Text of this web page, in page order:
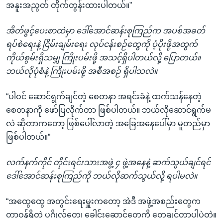
အနူးအညွတ် တိုက်တွန်းထားပါတယ်။”
အိတ်ဖွင့်ပေးစာထဲမှာ ဒေါ်အောင်ဆန်းစုကြည်က အပစ်အခတ်
ရပ်စဲရေးနဲ့ ငြိမ်းချမ်းရေး လုပ်ငန်းစဉ်တွေကို ပံ့ပိုးဖို့အတွက်
ကိုယ်စွမ်းရှိသမျှ ကြိုးပမ်းဖို့ အသင့်ရှိပါတယ်လို့ ပြောတယ်။
ဘယ်လိုပုံစံနဲ့ ကြိုးပမ်းဖို့ အစီအစဉ် ရှိပါသလဲ။
“ပါဝင် ဆောင်ရွက်ချင်တဲ့ စေတနာ အရင်းခံနဲ့ ထက်သန်နေတဲ့
စေတနာကို ဖော်ပြလိုက်တာ ဖြစ်ပါတယ်။ ဘယ်လိုဆောင်ရွက်မ
လဲ ဆိုတာကတော့ ဖြစ်ပေါ်လာတဲ့ အခြေအနေပေါ်မှာ မူတည်မှာ
ဖြစ်ပါတယ်။”
လက်နက်ကိုင် တိုင်းရင်းသားအဖွဲ့ ၄ ဖွဲ့အနေနဲ့ ဆက်သွယ်ချင်ရင်
ဒေါ်အောင်ဆန်းစုကြည်ကို ဘယ်လိုဆက်သွယ်လို့ ရပါမလဲ။
“အထွေထွေ အတွင်းရေးမှူးကတော့ အဲဒီ အဖွဲ့အစည်းတွေက
တာဝန်ရှိတဲ့ ပုဂ္ဂိုလ်တွေ၊ ခေါင်းဆောင်တွေကို တွေ့ချင်တာပါပဲတဲ့။